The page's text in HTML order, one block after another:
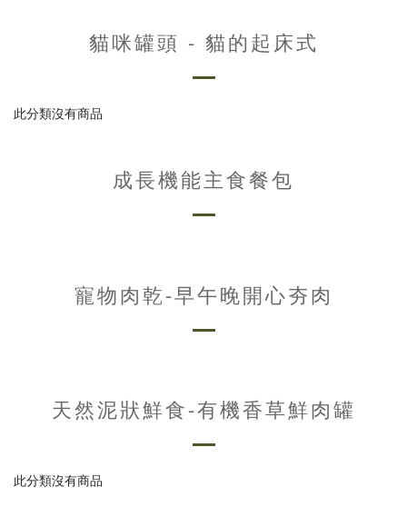
貓咪罐頭 - 貓的起床式
此分類沒有商品
成長機能主食餐包
寵物肉乾-早午晚開心夯肉
天然泥狀鮮食-有機香草鮮肉罐
此分類沒有商品